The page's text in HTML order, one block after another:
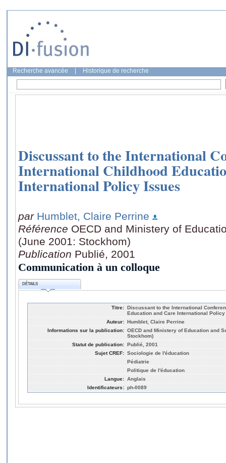
Recherche avancée Historique de recherche
Discussant to the International
International Childhood
International Policy Issues
par Humblet, Claire Perrine
Référence OECD and Ministery of
(June 2001: Stockhom)
Publication Publié, 2001
Communication à un colloque
DÉTAILS
Titre: Discussant to the International
Education and Care International
Auteur: Humblet, Claire Perrine
Informations sur la publication: OECD and Ministery of Education and
Stockhom)
Statut de publication: Publié, 2001
Sujet CREF: Sociologie de l'éducation
Pédiatrie
Politique de l'éducation
Langue: Anglais
Identificateurs: ph-0089